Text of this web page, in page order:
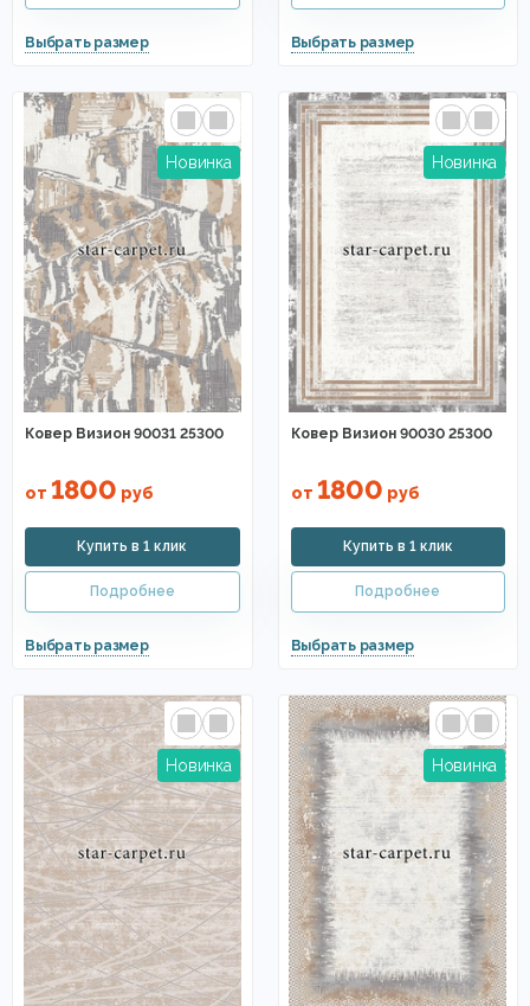
Ковер Визион 90031 25300
от 1800 руб
Ковер Визион 90030 25300
от 1800 руб